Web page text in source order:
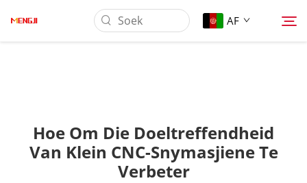
AF
ProdukHoe Om Die Doeltreffendheid
Van Klein CNC-Snymasjiene Te
Verbeter